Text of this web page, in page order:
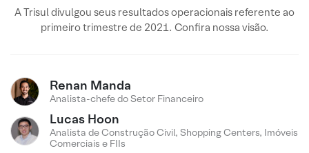
A Trisul divulgou seus resultados operacionais referente ao
primeiro trimestre de 2021. Confira nossa visão.
Renan Manda
Analista-chefe do Setor Financeiro
Lucas Hoon
Analista de Construção Civil, Shopping Centers, Imóveis
Comerciais e FIIs